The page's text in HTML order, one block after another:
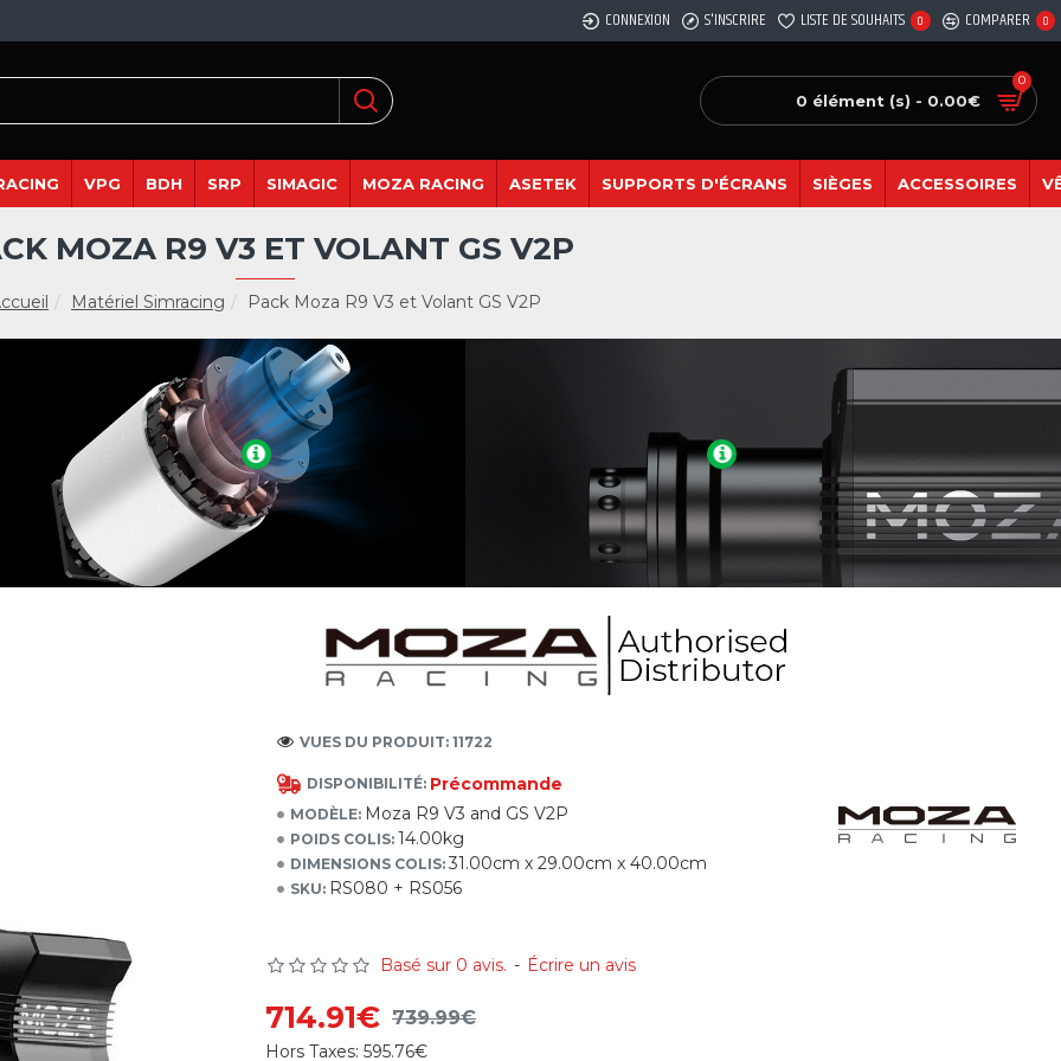
CONNEXION S'INSCRIRE LISTE DE SOUHAITS 0 COMPARER 0
0 élément (s) - 0.00€
0
VPG BDH SRP SIMAGIC MOZA RACING ASETEK SUPPORTS D'ÉCRANS SIÈGES ACCESSOIRES
Matériel Simracing Pack Moza R9 V3 et Volant GS V2P
MOZA R9 V3 ET VOLANT GS V2P
DISPONIBILITÉ: Précommande
MODÈLE: Moza R9 V3 and GS V2P
POIDS COLIS: 14.00kg
DIMENSIONS COLIS: 31.00cm x 29.00cm x 40.00cm
SKU: RS080 + RS056
VUES DU PRODUIT: 11722
Basé sur 0 avis. - Écrire un avis
714.91€ 739.99€
Hors Taxes: 595.76€